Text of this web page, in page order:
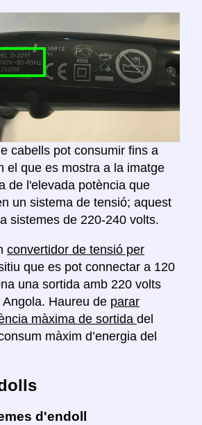
cabells pot consumir fins a
el que es mostra a la imatge
de l'elevada potència que
un sistema de tensió; aquest
sistemes de 220-240 volts.
convertidor de tensió per
que es pot connectar a 120
una sortida amb 220 volts
Haureu de parar
màxima de sortida del
màxim d’energia del
d'endoll